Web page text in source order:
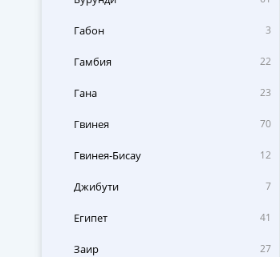
Габон 3
Гамбия 22
Гана 23
Гвинея 70
Гвинея-Бисау 12
Джибути 7
Египет 41
Заир 27